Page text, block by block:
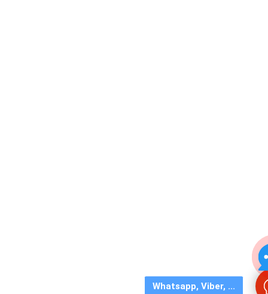
Whatsapp, Viber, ...